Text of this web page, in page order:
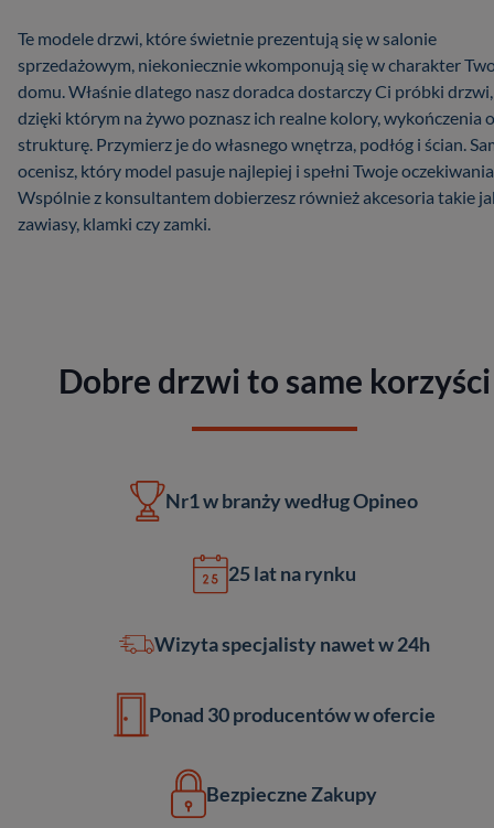
Te modele drzwi, które świetnie prezentują się w salonie
sprzedażowym, niekoniecznie wkomponują się w charakter
domu. Właśnie dlatego nasz doradca dostarczy Ci próbki drzwi,
dzięki którym na żywo poznasz ich realne kolory, wykończenia
strukturę. Przymierz je do własnego wnętrza, podłóg i ścian.
ocenisz, który model pasuje najlepiej i spełni Twoje
Wspólnie z konsultantem dobierzesz również akcesoria takie
zawiasy, klamki czy zamki.
Dobre drzwi to same korzyści
Nr1 w branżywedług Opineo
25 latna rynku
Wizytaspecjalistynawet w 24h
Ponad 30 producentóww ofercie
BezpieczneZakupy